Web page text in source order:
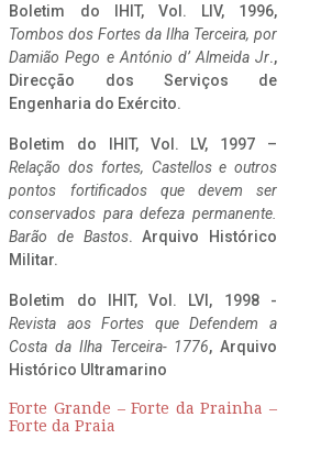
Boletim do IHIT, Vol. LIV, 1996,
Tombos dos Fortes da Ilha Terceira, por
Damião Pego e António d’ Almeida Jr.,
Direcção dos Serviços de
Engenharia do Exército.
Boletim do IHIT, Vol. LV, 1997 –
Relação dos fortes, Castellos e outros
pontos fortificados que devem ser
conservados para defeza permanente.
Barão de Bastos. Arquivo Histórico
Militar.
Boletim do IHIT, Vol. LVI, 1998 -
Revista aos Fortes que Defendem a
Costa da Ilha Terceira- 1776, Arquivo
Histórico Ultramarino
Forte Grande – Forte da Prainha –
Forte da Praia